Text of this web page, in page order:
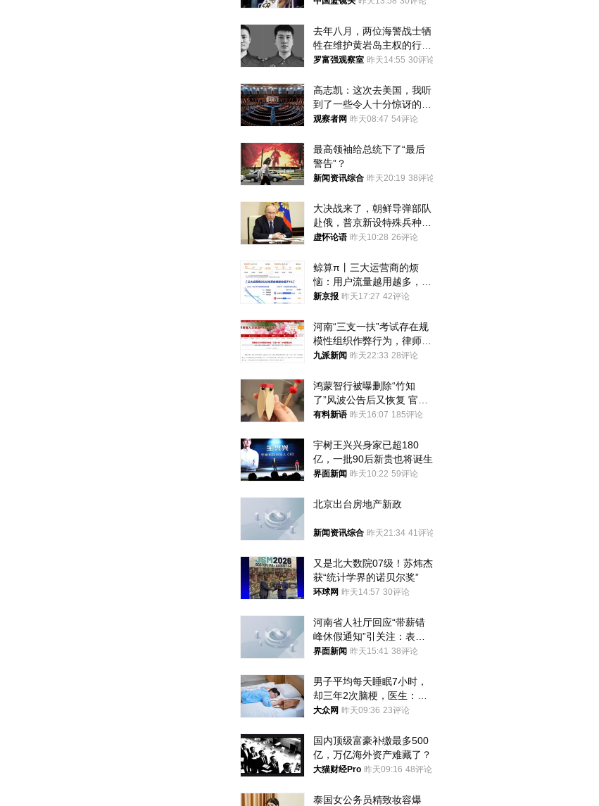
去年八月，两位海警战士牺
牲在维护黄岩岛主权的行动
中
罗富强观察室 昨天14:55 30评论
高志凯：这次去美国，我听
到了一些令人十分惊讶的消
息
观察者网 昨天08:47 54评论
最高领袖给总统下了“最后
警告”？
新闻资讯综合 昨天20:19 38评论
大决战来了，朝鲜导弹部队
赴俄，普京新设特殊兵种，
76岁老将扛旗
虚怀论语 昨天10:28 26评论
鲸算π丨三大运营商的烦
恼：用户流量越用越多，收
入却越来越少
新京报 昨天17:27 42评论
河南“三支一扶”考试存在规
模性组织作弊行为，律师：
涉嫌非法获取国家秘密罪等
九派新闻 昨天22:33 28评论
鸿蒙智行被曝删除“竹知
了”风波公告后又恢复 官媒
曾力挺：劝华为要大度的，
有料新语 昨天16:07 185评论
宇树王兴兴身家已超180
亿，一批90后新贵也将诞生
界面新闻 昨天10:22 59评论
北京出台房地产新政
新闻资讯综合 昨天21:34 41评论
又是北大数院07级！苏炜杰
获“统计学界的诺贝尔奖”
环球网 昨天14:57 30评论
河南省人社厅回应“带薪错
峰休假通知”引关注：表述
不够准确，待修改后印发
界面新闻 昨天15:41 38评论
男子平均每天睡眠7小时，
却三年2次脑梗，医生：这
样睡觉更伤身
大众网 昨天09:36 23评论
国内顶级富豪补缴最多500
亿，万亿海外资产难藏了？
大猫财经Pro 昨天09:16 48评论
泰国女公务员精致妆容爆